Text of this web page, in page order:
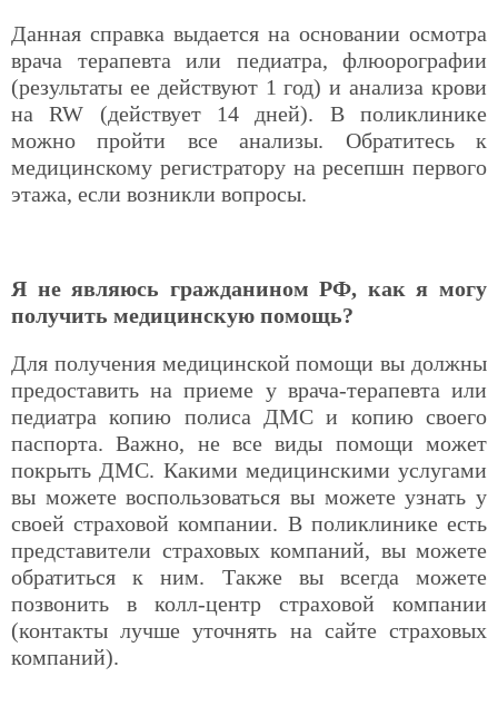
Данная справка выдается на основании осмотра
врача терапевта или педиатра, флюорографии
(результаты ее действуют 1 год) и анализа крови
на RW (действует 14 дней). В поликлинике
можно пройти все анализы. Обратитесь к
медицинскому регистратору на ресепшн первого
этажа, если возникли вопросы.
Я не являюсь гражданином РФ, как я могу
получить медицинскую помощь?
Для получения медицинской помощи вы должны
предоставить на приеме у врача-терапевта или
педиатра копию полиса ДМС и копию своего
паспорта. Важно, не все виды помощи может
покрыть ДМС. Какими медицинскими услугами
вы можете воспользоваться вы можете узнать у
своей страховой компании. В поликлинике есть
представители страховых компаний, вы можете
обратиться к ним. Также вы всегда можете
позвонить в колл-центр страховой компании
(контакты лучше уточнять на сайте страховых
компаний).